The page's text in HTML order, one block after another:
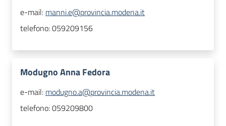
e-mail: manni.e@provincia.modena.it
telefono:059209156
Modugno Anna Fedora
e-mail: modugno.a@provincia.modena.it
telefono:059209800